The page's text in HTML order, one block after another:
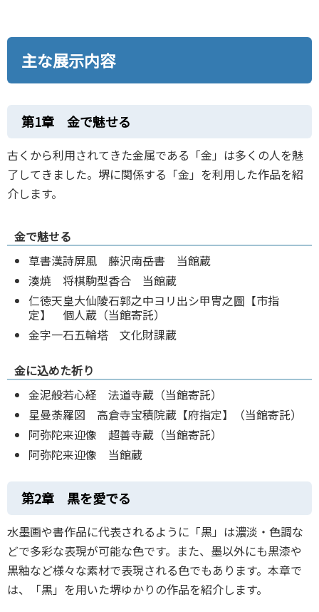
主な展示内容
第1章 金で魅せる
古くから利用されてきた金属である「金」は多くの人を魅
了してきました。堺に関係する「金」を利用した作品を紹
介します。
金で魅せる
草書漢詩屏風 藤沢南岳書 当館蔵
湊焼 将棋駒型香合 当館蔵
仁徳天皇大仙陵石郭之中ヨリ出シ甲冑之圖【市指
定】 個人蔵（当館寄託）
金字一石五輪塔 文化財課蔵
金に込めた祈り
金泥般若心経 法道寺蔵（当館寄託）
星曼荼羅図 高倉寺宝積院蔵【府指定】（当館寄託）
阿弥陀来迎像 超善寺蔵（当館寄託）
阿弥陀来迎像 当館蔵
第2章 黒を愛でる
水墨画や書作品に代表されるように「黒」は濃淡・色調な
どで多彩な表現が可能な色です。また、墨以外にも黒漆や
黒釉など様々な素材で表現される色でもあります。本章で
は、「黒」を用いた堺ゆかりの作品を紹介します。